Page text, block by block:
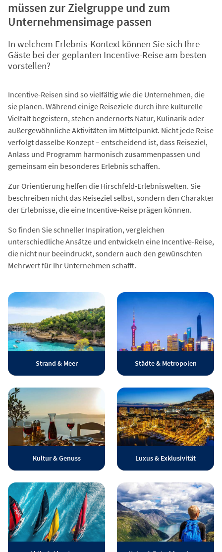
müssen zur Zielgruppe und zum
Unternehmensimage passen
In welchem Erlebnis-Kontext können Sie sich Ihre
Gäste bei der geplanten Incentive-Reise am besten
vorstellen?
Incentive-Reisen sind so vielfältig wie die Unternehmen, die
sie planen. Während einige Reiseziele durch ihre kulturelle
Vielfalt begeistern, stehen andernorts Natur, Kulinarik oder
außergewöhnliche Aktivitäten im Mittelpunkt. Nicht jede Reise
verfolgt dasselbe Konzept – entscheidend ist, dass Reiseziel,
Anlass und Programm harmonisch zusammenpassen und
gemeinsam ein besonderes Erlebnis schaffen.
Zur Orientierung helfen die Hirschfeld-Erlebniswelten. Sie
beschreiben nicht das Reiseziel selbst, sondern den Charakter
der Erlebnisse, die eine Incentive-Reise prägen können.
So finden Sie schneller Inspiration, vergleichen
unterschiedliche Ansätze und entwickeln eine Incentive-Reise,
die nicht nur beeindruckt, sondern auch den gewünschten
Mehrwert für Ihr Unternehmen schafft.
Strand & Meer Städte & Metropolen
Kultur & Genuss Luxus & Exklusivität